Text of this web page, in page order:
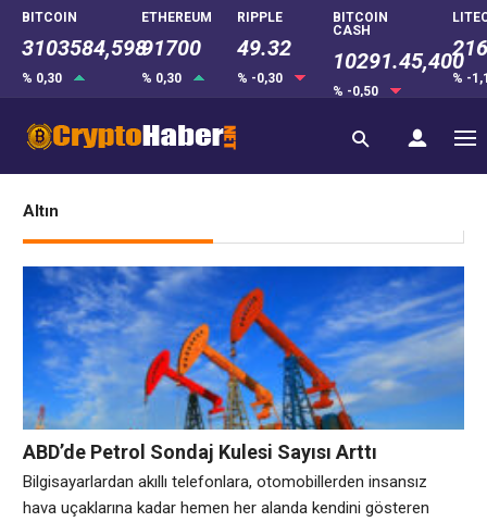
BITCOIN
3103584,598
% 0,30
ETHEREUM
91700
% 0,30
RIPPLE
49.32
% -0,30
BITCOIN
CASH
10291.45,400
% -0,50
% -
Altın
ABD’de Petrol Sondaj Kulesi Sayısı Arttı
Bilgisayarlardan akıllı telefonlara, otomobillerden insansız
hava uçaklarına kadar hemen her alanda kendini gösteren